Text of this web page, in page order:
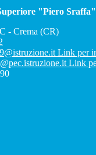
"Piero
- Crema (CR)
Link per
Link